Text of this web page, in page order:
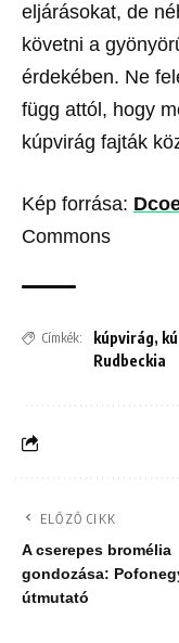
eljárásokat, de
követni a
érdekében. Ne
függ attól, hogy
kúpvirág fajták
Kép forrása:
Commons
Címkék: kúpvirág,
Rudbeckia
ELŐZŐ CIKK
A cserepes bromélia
gondozása:
útmutató